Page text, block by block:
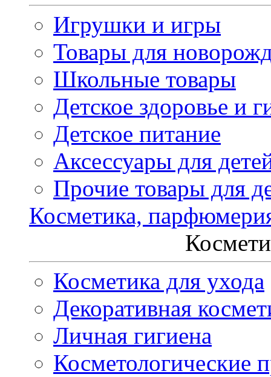
Игрушки и игры
Товары для
Школьные товары
Детское здоровье и
Детское питание
Аксессуары для
Прочие товары для
Косметика,
Косметика для ухода
Декоративная
Личная гигиена
Косметологические